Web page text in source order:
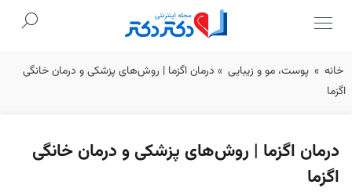
Skip
to
خانه » پوست، مو و زیبایی » درمان اگزما | روش‌های پزشکی و درمان خانگی
اگزما
درمان اگزما | روش‌های پزشکی و درمان خانگی
اگزما